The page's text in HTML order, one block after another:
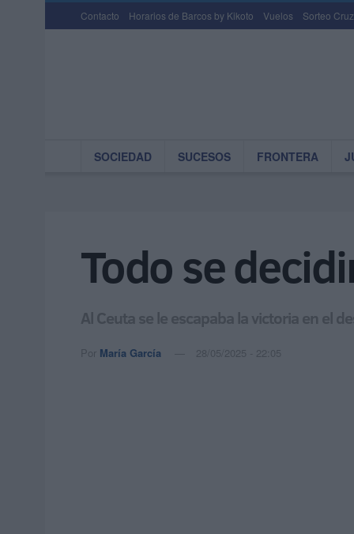
Contacto Horarios de Barcos by Kikoto Vuelos Sorteo
SOCIEDAD SUCESOS FRONTERA
Todo se
Al Ceuta se le escapaba la victoria en el
Por María García 28/05/2025 - 22:05